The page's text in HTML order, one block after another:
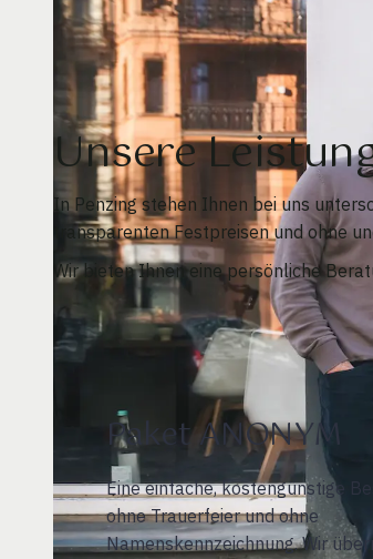
Unsere
In Penzing stehen Ihnen bei uns
transparenten Festpreisen und ohne
Wir bieten Ihnen eine persönliche
Paket ANONYM
Eine einfache, kostengünstige
ohne Trauerfeier und ohne
Namenskennzeichnung. Wir